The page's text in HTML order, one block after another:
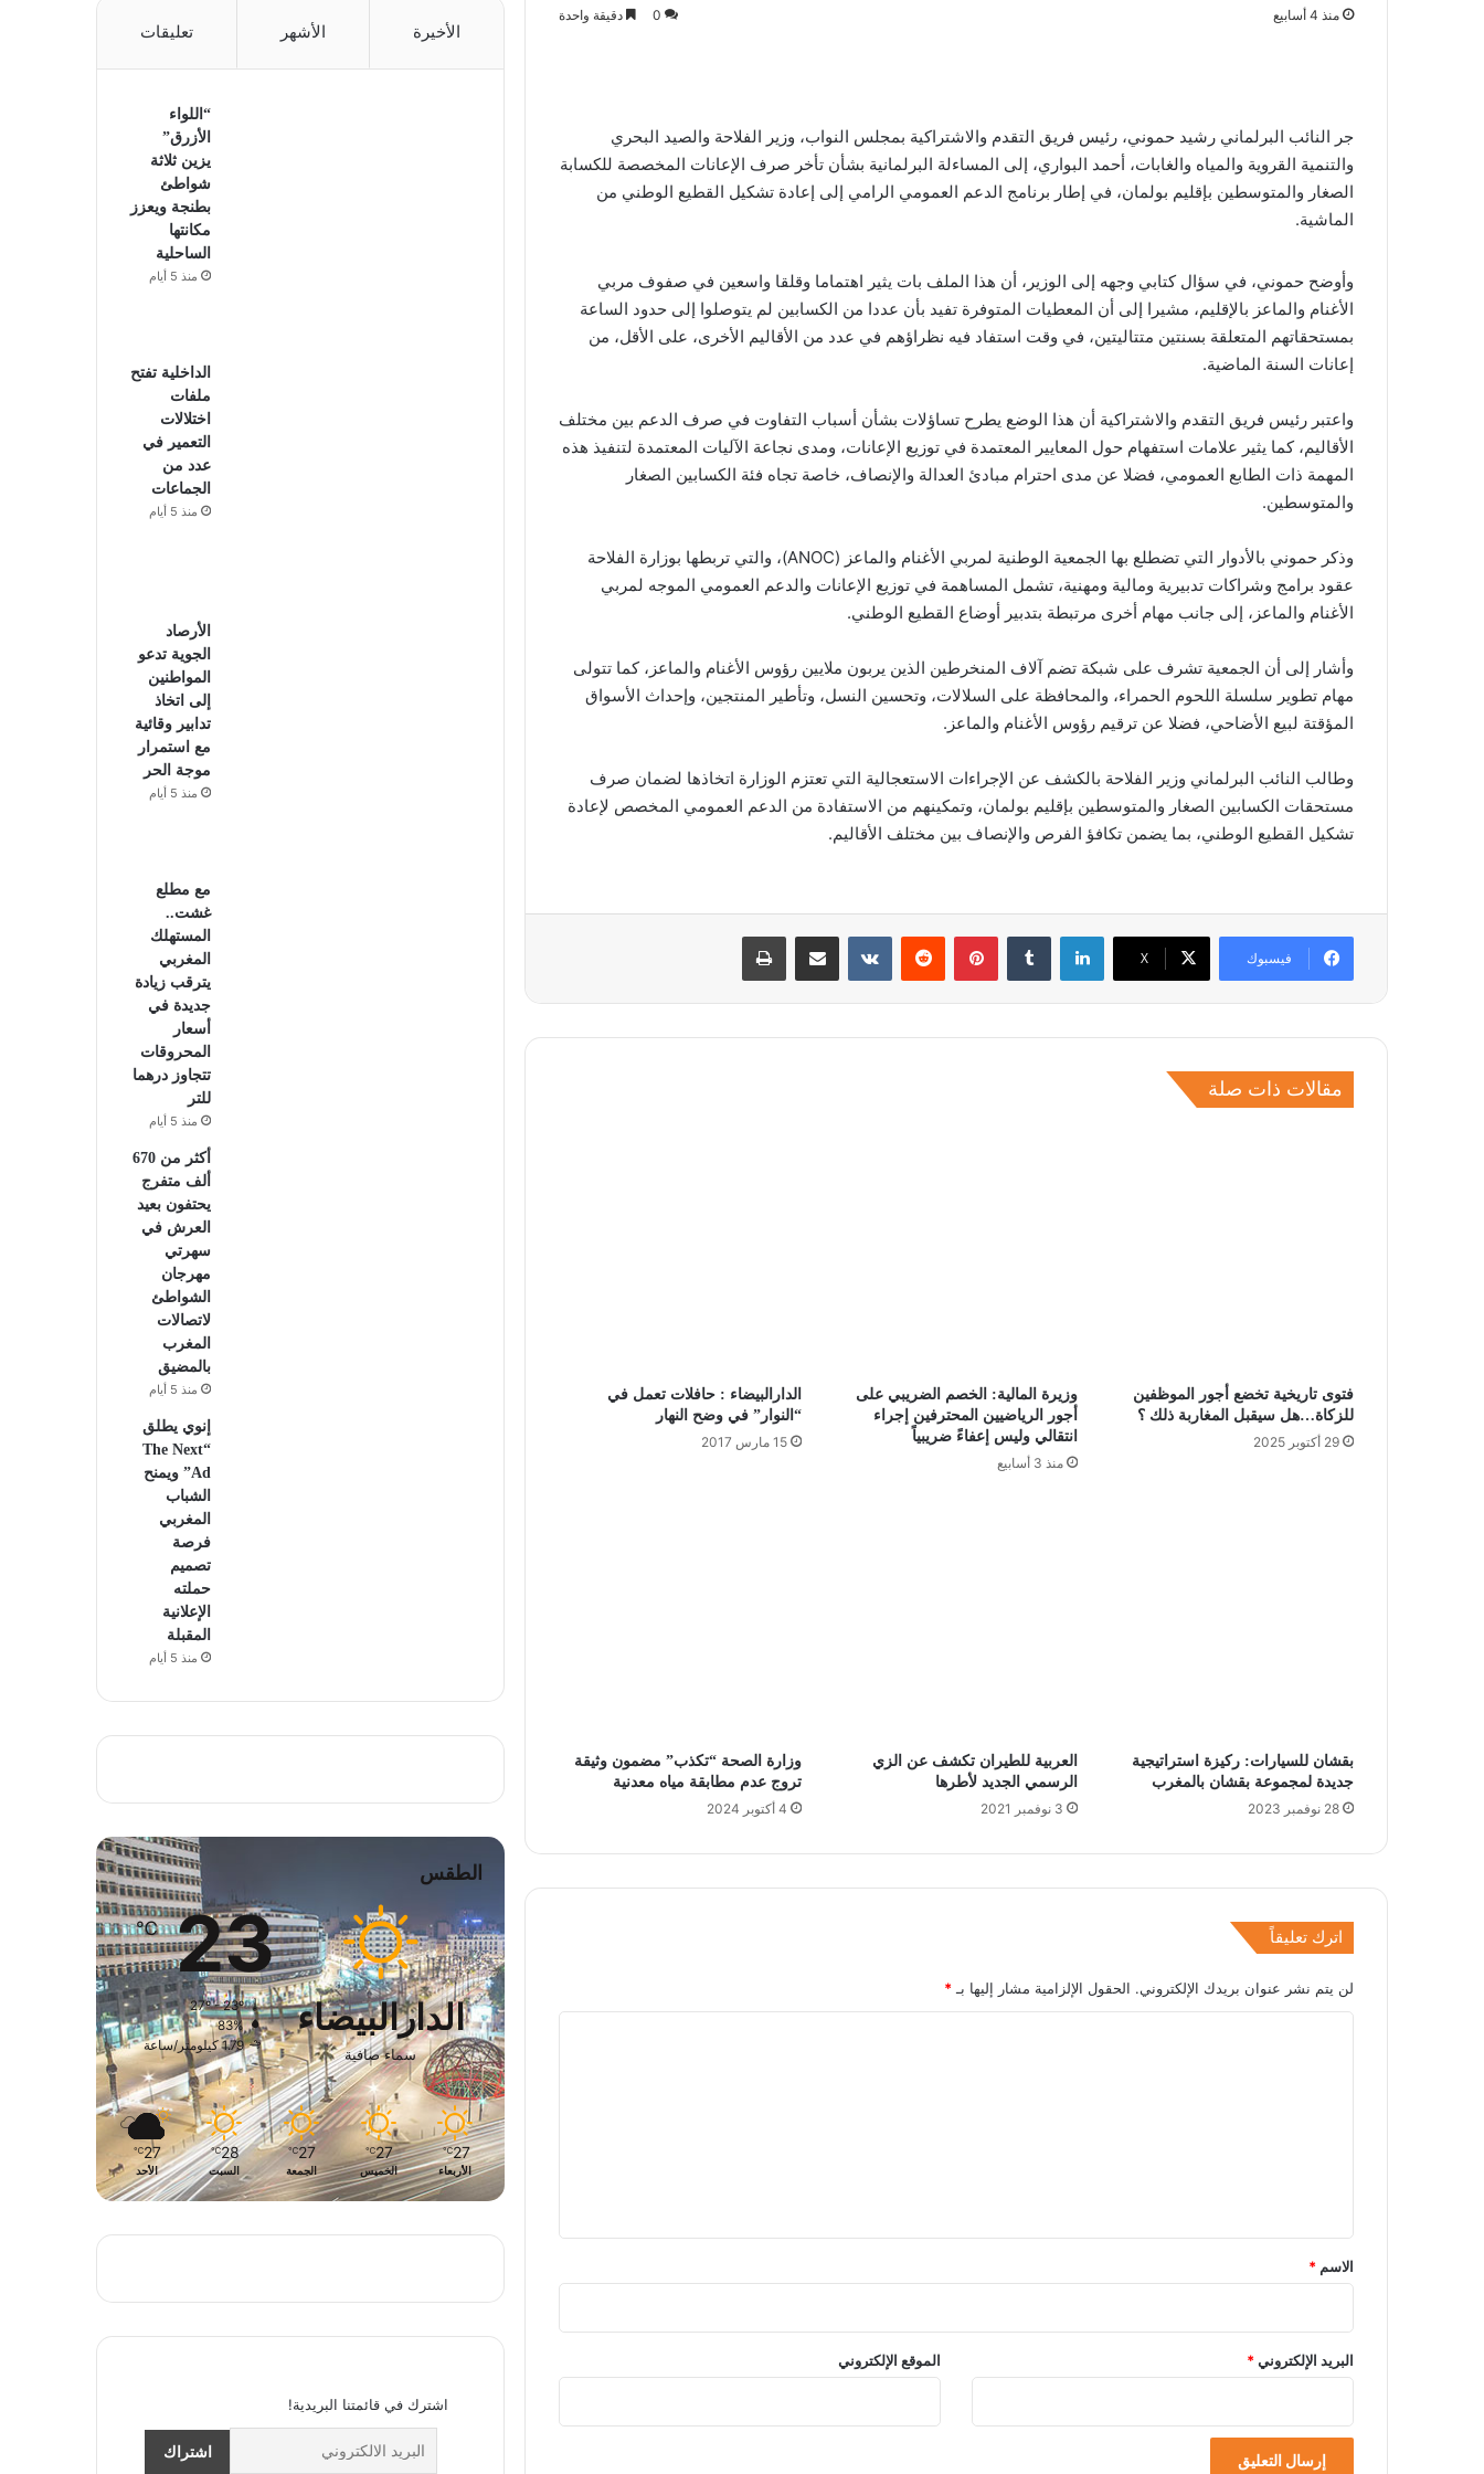
منذ 4 أسابيع 0 دقيقة واحدة
جر النائب البرلماني رشيد حموني، رئيس فريق التقدم والاشتراكية بمجلس النواب، وزير الفلاحة والصيد البحري
والتنمية القروية والمياه والغابات، أحمد البواري، إلى المساءلة البرلمانية بشأن تأخر صرف الإعانات المخصصة للكسابة
الصغار والمتوسطين بإقليم بولمان، في إطار برنامج الدعم العمومي الرامي إلى إعادة تشكيل القطيع الوطني من
الماشية.
وأوضح حموني، في سؤال كتابي وجهه إلى الوزير، أن هذا الملف بات يثير اهتماما وقلقا واسعين في صفوف مربي
الأغنام والماعز بالإقليم، مشيرا إلى أن المعطيات المتوفرة تفيد بأن عددا من الكسابين لم يتوصلوا إلى حدود الساعة
بمستحقاتهم المتعلقة بسنتين متتاليتين، في وقت استفاد فيه نظراؤهم في عدد من الأقاليم الأخرى، على الأقل، من
إعانات السنة الماضية.
واعتبر رئيس فريق التقدم والاشتراكية أن هذا الوضع يطرح تساؤلات بشأن أسباب التفاوت في صرف الدعم بين مختلف
الأقاليم، كما يثير علامات استفهام حول المعايير المعتمدة في توزيع الإعانات، ومدى نجاعة الآليات المعتمدة لتنفيذ هذه
المهمة ذات الطابع العمومي، فضلا عن مدى احترام مبادئ العدالة والإنصاف، خاصة تجاه فئة الكسابين الصغار
والمتوسطين.
وذكر حموني بالأدوار التي تضطلع بها الجمعية الوطنية لمربي الأغنام والماعز (ANOC)، والتي تربطها بوزارة الفلاحة
عقود برامج وشراكات تدبيرية ومالية ومهنية، تشمل المساهمة في توزيع الإعانات والدعم العمومي الموجه لمربي
الأغنام والماعز، إلى جانب مهام أخرى مرتبطة بتدبير أوضاع القطيع الوطني.
وأشار إلى أن الجمعية تشرف على شبكة تضم آلاف المنخرطين الذين يربون ملايين رؤوس الأغنام والماعز، كما تتولى
مهام تطوير سلسلة اللحوم الحمراء، والمحافظة على السلالات، وتحسين النسل، وتأطير المنتجين، وإحداث الأسواق
المؤقتة لبيع الأضاحي، فضلا عن ترقيم رؤوس الأغنام والماعز.
وطالب النائب البرلماني وزير الفلاحة بالكشف عن الإجراءات الاستعجالية التي تعتزم الوزارة اتخاذها لضمان صرف
مستحقات الكسابين الصغار والمتوسطين بإقليم بولمان، وتمكينهم من الاستفادة من الدعم العمومي المخصص لإعادة
تشكيل القطيع الوطني، بما يضمن تكافؤ الفرص والإنصاف بين مختلف الأقاليم.
فيسبوك ‫X
لينكدإن بينتيريست مشاركة عبر البريد طباعة
مقالات ذات صلة
فتوى تاريخية تخضع أجور الموظفين
للزكاة…هل سيقبل المغاربة ذلك ؟
29 أكتوبر 2025
وزيرة المالية: الخصم الضريبي على
أجور الرياضيين المحترفين إجراء
انتقالي وليس إعفاءً ضريبياً
منذ 3 أسابيع
الدارالبيضاء : حافلات تعمل في
“النوار” في وضح النهار
15 مارس 2017
بقشان للسيارات: ركيزة استراتيجية
جديدة لمجموعة بقشان بالمغرب
28 نوفمبر 2023
العربية للطيران تكشف عن الزي
الرسمي الجديد لأطرها
3 نوفمبر 2021
وزارة الصحة “تكذب” مضمون وثيقة
تروج عدم مطابقة مياه معدنية
4 أكتوبر 2024
اترك تعليقاً
لن يتم نشر عنوان بريدك الإلكتروني. الحقول الإلزامية مشار إليها بـ *
*
الاسم *
البريد الإلكتروني* الموقع الإلكتروني
الأخيرة الأشهر تعليقات
“اللواء
الأزرق”
يزين ثلاثة
شواطئ
بطنجة ويعزز
مكانتها
الساحلية
منذ 5 أيام
الداخلية تفتح
ملفات
اختلالات
التعمير في
عدد من
الجماعات
منذ 5 أيام
الأرصاد
الجوية تدعو
المواطنين
إلى اتخاذ
تدابير وقائية
مع استمرار
موجة الحر
منذ 5 أيام
مع مطلع
غشت..
المستهلك
المغربي
يترقب زيادة
جديدة في
أسعار
المحروقات
تتجاوز درهما
للتر
منذ 5 أيام
أكثر من 670
ألف متفرج
يحتفون بعيد
العرش في
سهرتي
مهرجان
الشواطئ
لاتصالات
المغرب
بالمضيق
منذ 5 أيام
إنوي يطلق
“The Next
Ad” ويمنح
الشباب
المغربي
فرصة
تصميم
حملته
الإعلانية
المقبلة
منذ 5 أيام
الطقس
الدارالبيضاء
سماء صافية
23
℃
27º - 23º
83%
1.79 كيلومتر/ساعة
27
℃
الأربعاء
27
℃
الخميس
27
℃
الجمعة
28
℃
السبت
27
℃
الأحد
اشترك في قائمتنا البريدية!